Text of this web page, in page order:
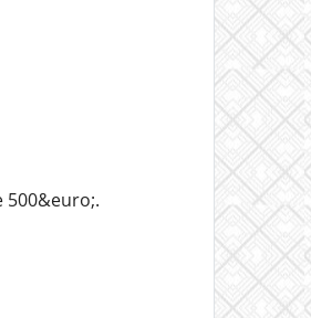
500&euro;.